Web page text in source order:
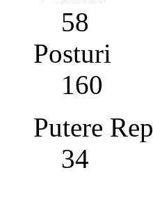
58
Posturi
160
Putere Rep
34